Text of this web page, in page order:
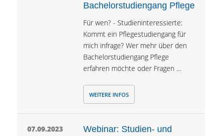
Bachelorstudiengang Pflege
Für wen? - Studieninteressierte:
Kommt ein Pflegestudiengang für
mich infrage? Wer mehr über den
Bachelorstudiengang Pflege
erfahren möchte oder Fragen ...
WEITERE INFOS
07.09.2023
Webinar: Studien- und